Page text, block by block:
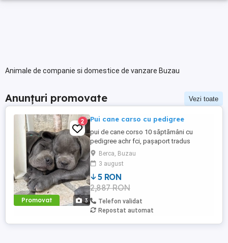
Animale de companie si domestice de vanzare Buzau
Anunțuri promovate Vezi toate
Promovat 3
2 Pui cane carso cu pedigree
pui de cane corso 10 săptămâni cu
pedigree achr fci, pașaport tradus
apostilat, toată seria completă de
vaccinare, deținem ambii părinți arbitrati
cu Calificative excelent si test de displazie
la ambii părinți.
Berca, Buzau
3 august
5 RON
2,887 RON
Telefon validat
Repostat automat